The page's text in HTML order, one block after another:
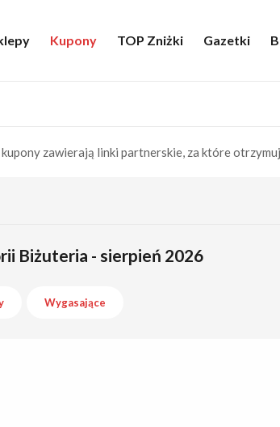
Kupony TOP Zniżki Gazetki
zawierają linki partnerskie, za które
Biżuteria - sierpień 2026
Wygasające